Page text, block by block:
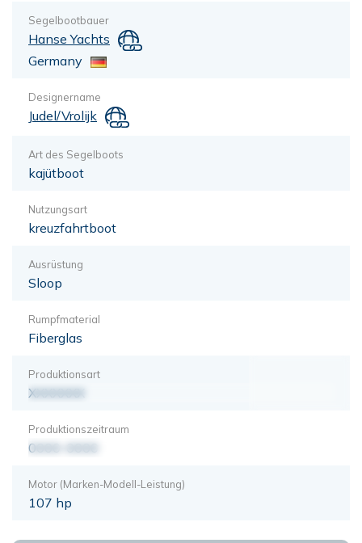
Segelbootbauer
Hanse Yachts
Germany
Designername
Judel/Vrolijk
Art des Segelboots
kajütboot
Nutzungsart
kreuzfahrtboot
Ausrüstung
Sloop
Rumpfmaterial
Fiberglas
Produktionsart
XXXXXXX
Produktionszeitraum
0000-0000
Motor (Marken-Modell-Leistung)
107 hp